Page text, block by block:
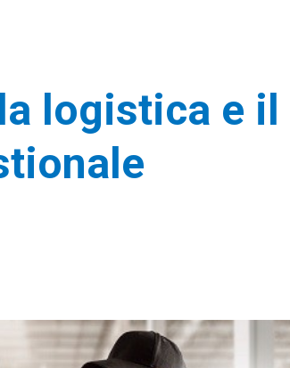
logistica e